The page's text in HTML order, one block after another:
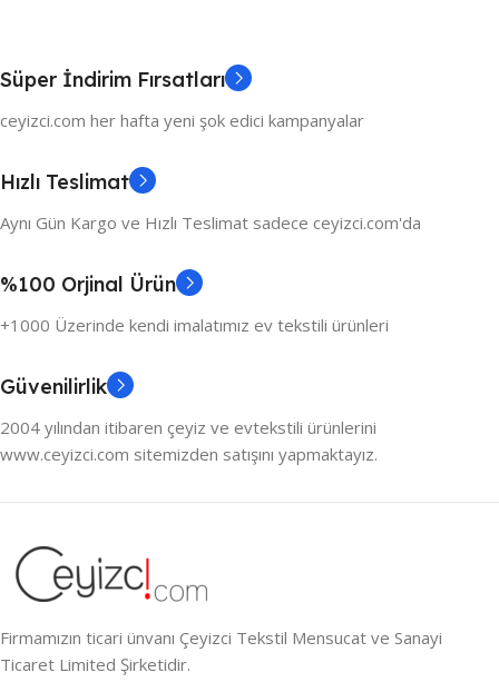
Süper İndirim Fırsatları
ceyizci.com her hafta yeni şok edici kampanyalar
Hızlı Teslimat
Aynı Gün Kargo ve Hızlı Teslimat sadece ceyizci.com'da
%100 Orjinal Ürün
+1000 Üzerinde kendi imalatımız ev tekstili ürünleri
Güvenilirlik
2004 yılından itibaren çeyiz ve evtekstili ürünlerini
www.ceyizci.com sitemizden satışını yapmaktayız.
Firmamızın ticari ünvanı Çeyizci Tekstil Mensucat ve Sanayi
Ticaret Limited Şirketidir.